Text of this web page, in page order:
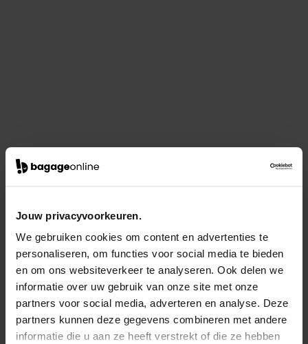
Jouw privacyvoorkeuren.
We gebruiken cookies om content en advertenties te
personaliseren, om functies voor social media te bieden
en om ons websiteverkeer te analyseren. Ook delen we
informatie over uw gebruik van onze site met onze
partners voor social media, adverteren en analyse. Deze
partners kunnen deze gegevens combineren met andere
informatie die u aan ze heeft verstrekt of die ze hebben